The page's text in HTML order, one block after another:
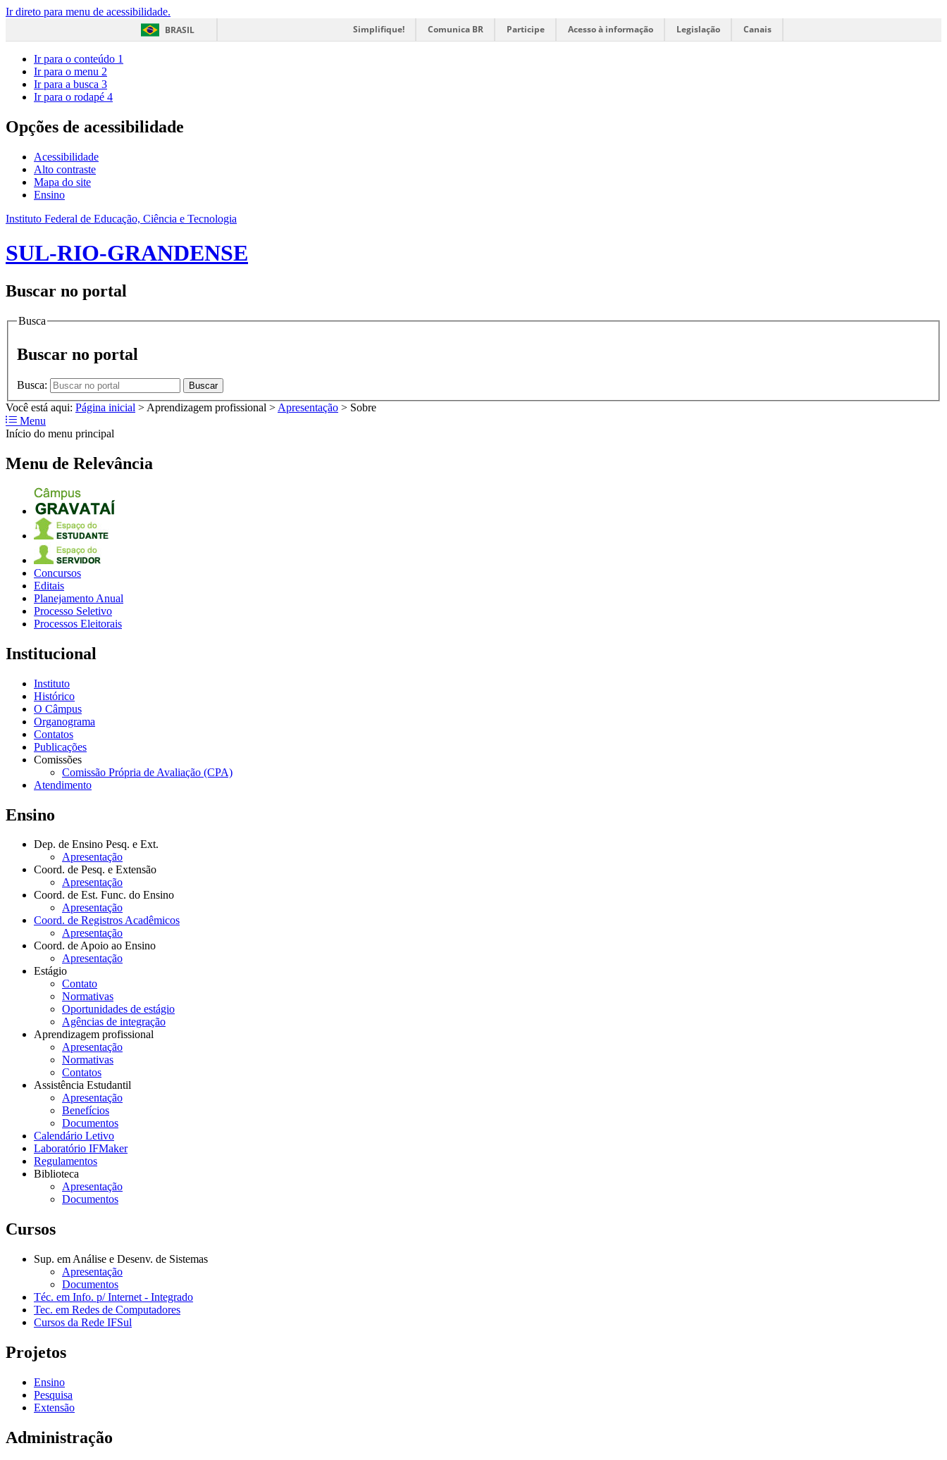
Ir direto para menu de acessibilidade.
BRASIL
Simplifique! Comunica BR Participe Acesso à informação Legislação Canais
Ir para o conteúdo 1
Ir para o menu 2
Ir para a busca 3
Ir para o rodapé 4
Opções de acessibilidade
Acessibilidade
Alto contraste
Mapa do site
Ensino
Instituto Federal de Educação, Ciência e Tecnologia
SUL-RIO-GRANDENSE
Buscar no portal
Busca
Buscar no portal
Busca: Buscar
Você está aqui: Página inicial > Aprendizagem profissional > Apresentação > Sobre
Menu
Início do menu principal
Menu de Relevância
Concursos
Editais
Planejamento Anual
Processo Seletivo
Processos Eleitorais
Institucional
Instituto
Histórico
O Câmpus
Organograma
Contatos
Publicações
Comissões
Comissão Própria de Avaliação (CPA)
Atendimento
Ensino
Dep. de Ensino Pesq. e Ext.
Apresentação
Coord. de Pesq. e Extensão
Apresentação
Coord. de Est. Func. do Ensino
Apresentação
Coord. de Registros Acadêmicos
Apresentação
Coord. de Apoio ao Ensino
Apresentação
Estágio
Contato
Normativas
Oportunidades de estágio
Agências de integração
Aprendizagem profissional
Apresentação
Normativas
Contatos
Assistência Estudantil
Apresentação
Benefícios
Documentos
Calendário Letivo
Laboratório IFMaker
Regulamentos
Biblioteca
Apresentação
Documentos
Cursos
Sup. em Análise e Desenv. de Sistemas
Apresentação
Documentos
Téc. em Info. p/ Internet - Integrado
Tec. em Redes de Computadores
Cursos da Rede IFSul
Projetos
Ensino
Pesquisa
Extensão
Administração